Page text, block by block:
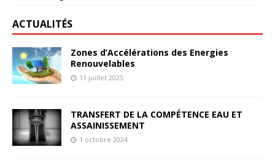
ACTUALITÉS
Zones d’Accélérations des Energies
Renouvelables
11 juillet 2025
TRANSFERT DE LA COMPÉTENCE EAU ET
ASSAINISSEMENT
1 octobre 2024